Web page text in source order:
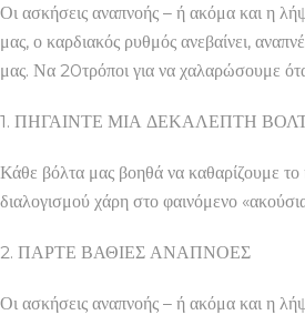
Οι ασκήσεις αναπνοής – ή ακόμα και η
μας, ο καρδιακός ρυθμός ανεβαίνει,
μας. Να 20τρόποι για να χαλαρώσουμε
1. ΠΗΓΑΙΝΤΕ ΜΙΑ ΔΕΚΑΛΕΠΤΗ
Κάθε βόλτα μας βοηθά να καθαρίζουμε το
διαλογισμού χάρη στο φαινόμενο
2. ΠΑΡΤΕ ΒΑΘΙΕΣ ΑΝΑΠΝΟΕΣ
Οι ασκήσεις αναπνοής – ή ακόμα και η